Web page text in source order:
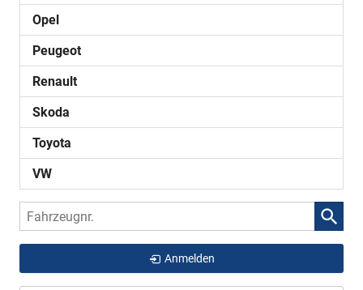
Opel
Peugeot
Renault
Skoda
Toyota
VW
Fahrzeugnr.
Anmelden